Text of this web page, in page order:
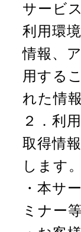
サービ
利用環
情報、
用する
れた情
２．利
取得情
します。
・本サ
ミナー